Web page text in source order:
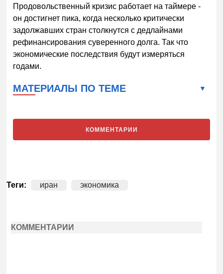
Продовольственный кризис работает на таймере -
он достигнет пика, когда несколько критически
задолжавших стран столкнутся с дедлайнами
рефинансирования суверенного долга. Так что
экономические последствия будут измеряться
годами.
МАТЕРИАЛЫ ПО ТЕМЕ
КОММЕНТАРИИ
Теги: иран экономика
КОММЕНТАРИИ